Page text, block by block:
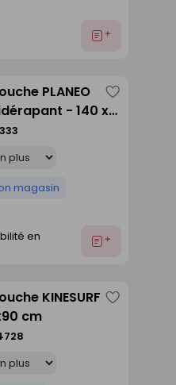
Ajouter
PLANEO
- 140 x
magasin
en
Ajouter
comme
KINESURF
cm